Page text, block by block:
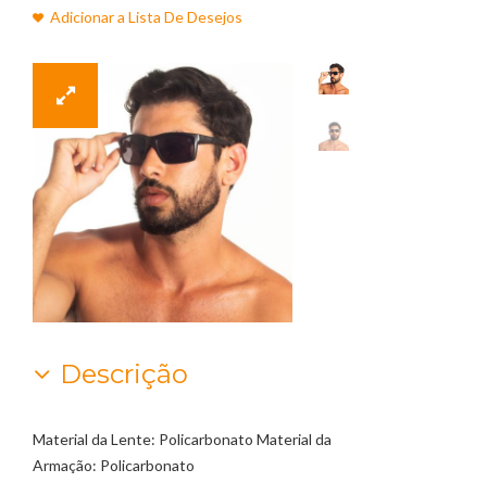
Adicionar a Lista De Desejos
Descrição
Material da Lente: Policarbonato Material da
Armação: Policarbonato